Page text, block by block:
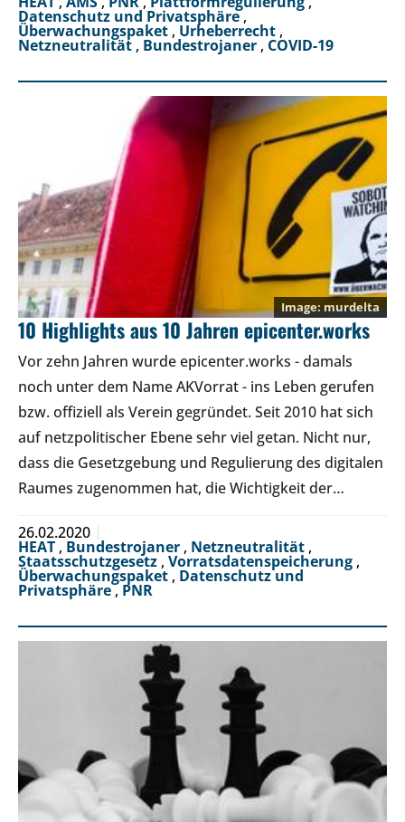
Datenschutz und Privatsphäre,
Überwachungspaket , Urheberrecht ,
Netzneutralität , Bundestrojaner , COVID-19
murdelta
10 Highlights aus 10 Jahren epicenter.works
Vor zehn Jahren wurde epicenter.works - damals
noch unter dem Name AKVorrat - ins Leben gerufen
bzw. offiziell als Verein gegründet. Seit 2010 hat sich
auf netzpolitischer Ebene sehr viel getan. Nicht nur,
dass die Gesetzgebung und Regulierung des digitalen
Raumes zugenommen hat, die Wichtigkeit der…
26.02.2020
HEAT , Bundestrojaner , Netzneutralität ,
Staatsschutzgesetz , Vorratsdatenspeicherung ,
Überwachungspaket , Datenschutz und
Privatsphäre,PNR